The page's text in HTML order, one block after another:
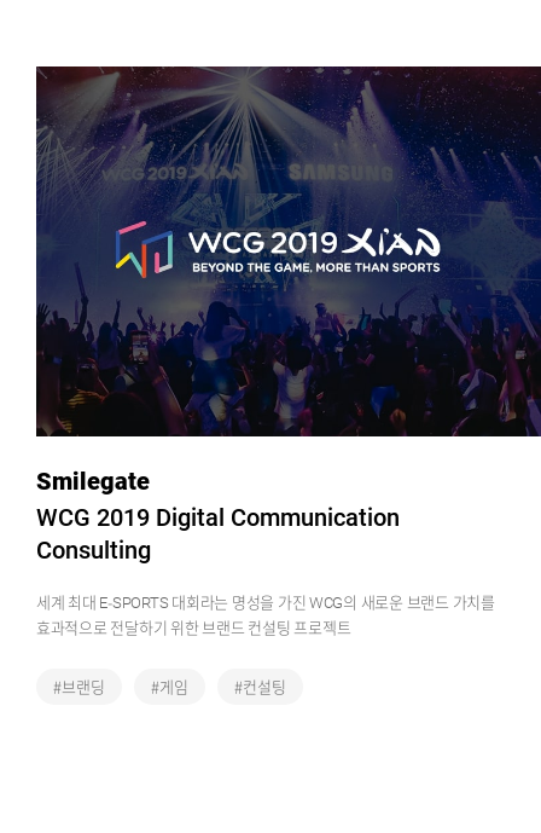
Smilegate
WCG 2019 Digital Communication
Consulting
세계 최대 E-SPORTS 대회라는 명성을 가진 WCG의 새로운 브랜드 가치를
효과적으로 전달하기 위한 브랜드 컨설팅 프로젝트
#브랜딩 #게임 #컨설팅